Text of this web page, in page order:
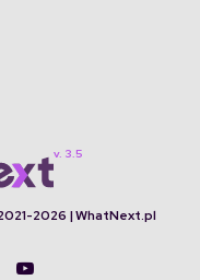
2026 | WhatNext.pl